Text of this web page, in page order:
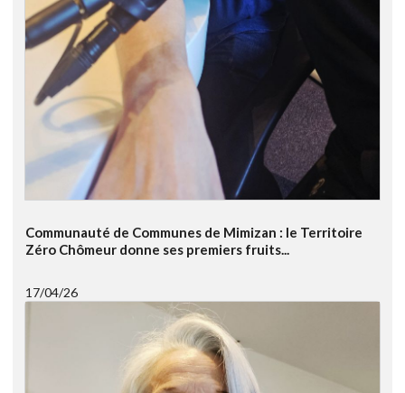
Communauté de Communes de Mimizan : le Territoire
Zéro Chômeur donne ses premiers fruits...
17/04/26